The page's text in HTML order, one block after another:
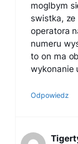
moglbym
swistka,
operatora
numeru
to on ma
wykonanie
Odpowiedz